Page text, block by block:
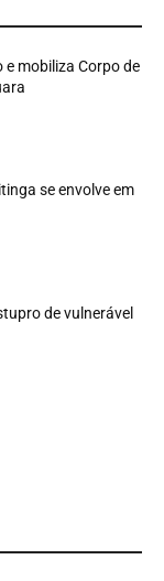
mobiliza Corpo de
se envolve em
de vulnerável